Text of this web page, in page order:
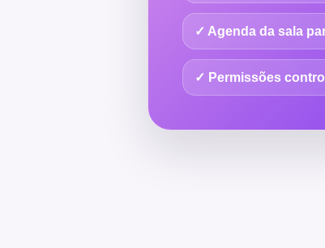
✓ Agenda da sala
✓ Permissões